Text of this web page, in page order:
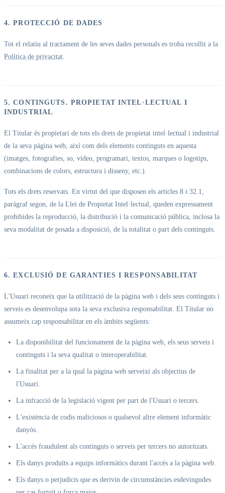
4. PROTECCIÓ DE DADES
Tot el relatiu al tractament de les seves dades personals es troba recollit a la
Política de privacitat.
5. CONTINGUTS. PROPIETAT INTEL·LECTUAL I
INDUSTRIAL
El Titular és propietari de tots els drets de propietat intel·lectual i industrial
de la seva pàgina web, així com dels elements continguts en aquesta
(imatges, fotografies, so, vídeo, programari, textos, marques o logotips,
combinacions de colors, estructura i disseny, etc.).
Tots els drets reservats. En virtut del que disposen els articles 8 i 32.1,
paràgraf segon, de la Llei de Propietat Intel·lectual, queden expressament
prohibides la reproducció, la distribució i la comunicació pública, inclosa la
seva modalitat de posada a disposició, de la totalitat o part dels continguts.
6. EXCLUSIÓ DE GARANTIES I RESPONSABILITAT
L'Usuari reconeix que la utilització de la pàgina web i dels seus continguts i
serveis es desenvolupa sota la seva exclusiva responsabilitat. El Titular no
assumeix cap responsabilitat en els àmbits següents:
La disponibilitat del funcionament de la pàgina web, els seus serveis i
continguts i la seva qualitat o interoperabilitat.
La finalitat per a la qual la pàgina web serveixi als objectius de
l'Usuari.
La infracció de la legislació vigent per part de l'Usuari o tercers.
L'existència de codis maliciosos o qualsevol altre element informàtic
danyós.
L'accés fraudulent als continguts o serveis per tercers no autoritzats.
Els danys produïts a equips informàtics durant l'accés a la pàgina web.
Els danys o perjudicis que es derivin de circumstàncies esdevingudes